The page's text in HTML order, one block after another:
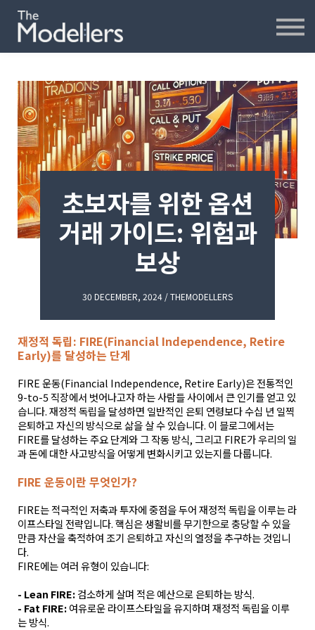
파워포인트
오프라인
연습모델
문의하기
내강의실
초보자를 위한 옵션
거래 가이드: 위험과
보상
30 DECEMBER, 2024 / THEMODELLERS
재정적 독립: FIRE(Financial Independence, Retire
Early)를 달성하는 단계
FIRE 운동(Financial Independence, Retire Early)은 전통적인
9-to-5 직장에서 벗어나고자 하는 사람들 사이에서 큰 인기를 얻고 있
습니다. 재정적 독립을 달성하면 일반적인 은퇴 연령보다 수십 년 일찍
은퇴하고 자신의 방식으로 삶을 살 수 있습니다. 이 블로그에서는
FIRE를 달성하는 주요 단계와 그 작동 방식, 그리고 FIRE가 우리의 일
과 돈에 대한 사고방식을 어떻게 변화시키고 있는지를 다룹니다.
FIRE 운동이란 무엇인가?
FIRE는 적극적인 저축과 투자에 중점을 두어 재정적 독립을 이루는 라
이프스타일 전략입니다. 핵심은 생활비를 무기한으로 충당할 수 있을
만큼 자산을 축적하여 조기 은퇴하고 자신의 열정을 추구하는 것입니
다.
FIRE에는 여러 유형이 있습니다:
- Lean FIRE:검소하게 살며 적은 예산으로 은퇴하는 방식.
- Fat FIRE:여유로운 라이프스타일을 유지하며 재정적 독립을 이루
는 방식.